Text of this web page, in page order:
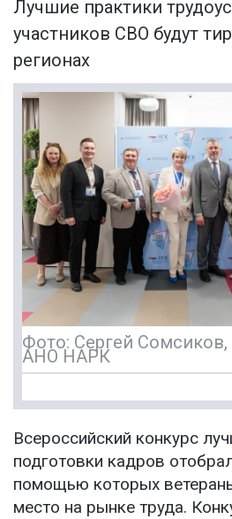
Лучшие практики
участников СВО будут
регионах
Фото: Сергей
АНО НАРК
Всероссийский конкурс
подготовки кадров
помощью которых
место на рынке труда.